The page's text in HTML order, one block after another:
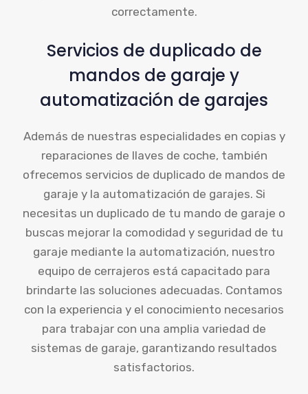
correctamente.
Servicios de duplicado de
mandos de garaje y
automatización de garajes
Además de nuestras especialidades en copias y
reparaciones de llaves de coche, también
ofrecemos servicios de duplicado de mandos de
garaje y la automatización de garajes. Si
necesitas un duplicado de tu mando de garaje o
buscas mejorar la comodidad y seguridad de tu
garaje mediante la automatización, nuestro
equipo de cerrajeros está capacitado para
brindarte las soluciones adecuadas. Contamos
con la experiencia y el conocimiento necesarios
para trabajar con una amplia variedad de
sistemas de garaje, garantizando resultados
satisfactorios.